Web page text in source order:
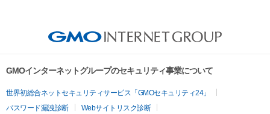
GMOインターネットグループのセキュリティ事業について
世界初総合ネットセキュリティサービス「GMOセキュリティ24」
パスワード漏洩診断
Webサイトリスク診断